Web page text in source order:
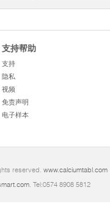
支持帮助
支持
隐私
视频
免责声明
电子样本
reserved. www.calciumtabl.com
. Tel:0574 8908 5812